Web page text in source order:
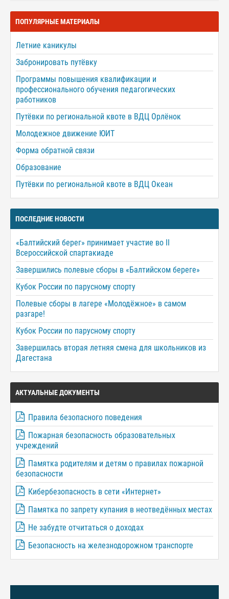
ПОПУЛЯРНЫЕ МАТЕРИАЛЫ
Летние каникулы
Забронировать путёвку
Программы повышения квалификации и
профессионального обучения педагогических
работников
Путёвки по региональной квоте в ВДЦ Орлёнок
Молодежное движение ЮИТ
Форма обратной связи
Образование
Путёвки по региональной квоте в ВДЦ Океан
ПОСЛЕДНИЕ НОВОСТИ
«Балтийский берег» принимает участие во II
Всероссийской спартакиаде
Завершились полевые сборы в «Балтийском береге»
Кубок России по парусному спорту
Полевые сборы в лагере «Молодёжное» в самом
разгаре!
Кубок России по парусному спорту
Завершилась вторая летняя смена для школьников из
Дагестана
АКТУАЛЬНЫЕ ДОКУМЕНТЫ
Правила безопасного поведения
Пожарная безопасность образовательных
учреждений
Памятка родителям и детям о правилах пожарной
безопасности
Кибербезопасность в сети «Интернет»
Памятка по запрету купания в неотведённых местах
Не забудте отчитаться о доходах
Безопасность на железнодорожном транспорте